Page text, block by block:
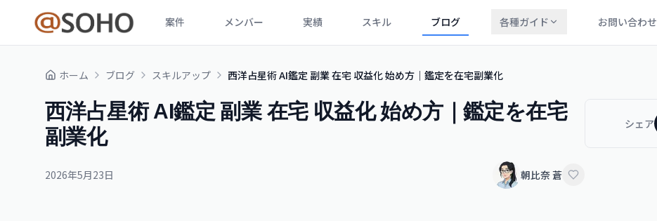
案件 メンバー 実績 スキル ブログ 各種ガイド お問い合わせ
ホーム ブログ スキルアップ 西洋占星術 AI鑑定 副業 在宅 収益化 始め方｜鑑定を在宅副業化
西洋占星術 AI鑑定 副業 在宅 収益化 始め方｜鑑定を在宅
副業化
2026年5月23日 朝比奈 蒼
シェア